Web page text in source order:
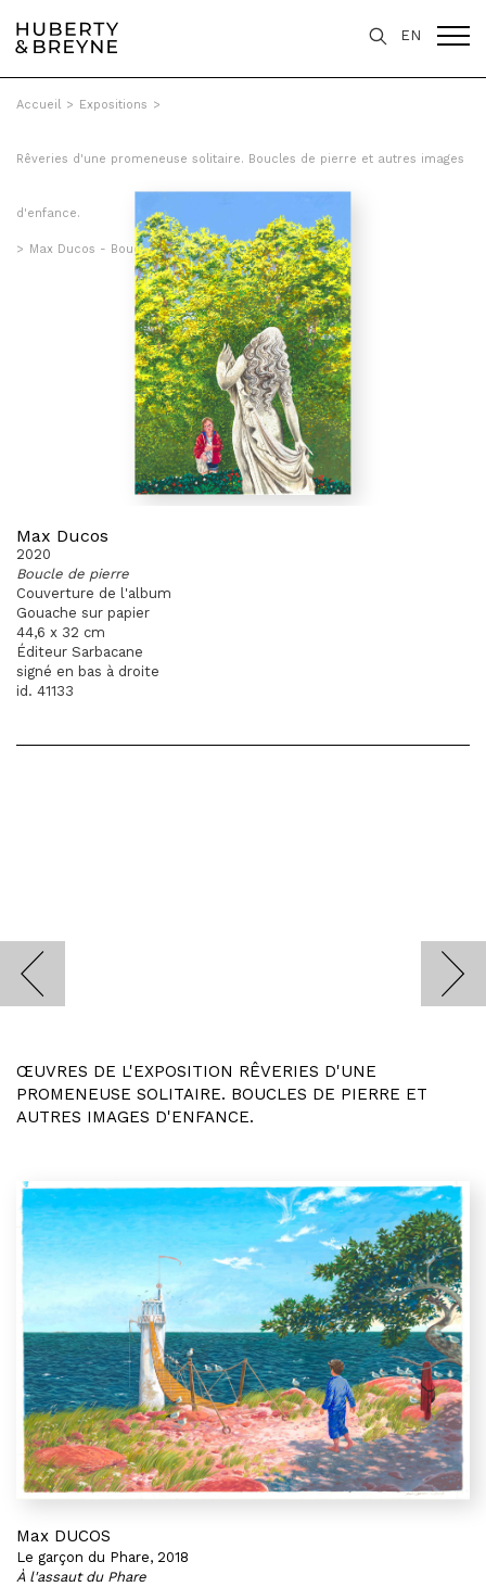
EN
Accueil > Expositions >
Rêveries d'une promeneuse solitaire. Boucles de pierre et autres images
d'enfance.
> Max Ducos - Boucle de pierre
Max Ducos
2020
Boucle de pierre
Couverture de l'album
Gouache sur papier
44,6 x 32 cm
Éditeur Sarbacane
signé en bas à droite
id. 41133
ŒUVRES DE L'EXPOSITION RÊVERIES D'UNE
PROMENEUSE SOLITAIRE. BOUCLES DE PIERRE ET
AUTRES IMAGES D'ENFANCE.
Max DUCOS
Le garçon du Phare, 2018
À l'assaut du Phare